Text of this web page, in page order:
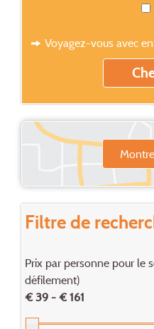
Voyagez-vous avec
Filtre de
Prix par personne pour le
défilement)
€ 39 - € 161